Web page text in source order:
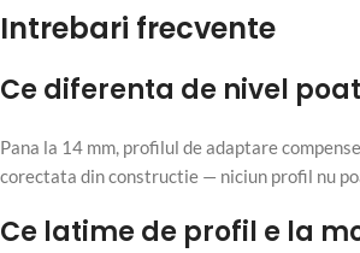
Intrebari frecvente
Ce diferenta de nivel
Pana la 14 mm, profilul de adaptare
corectata din constructie — niciun profil nu
Ce latime de profil e la